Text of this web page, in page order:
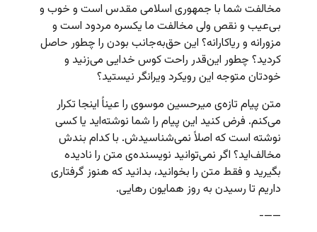
مخالفت شما با جمهوری اسلامی مقدس است و خوب و
بی‌عیب و نقص ولی مخالفت ما یکسره مردود است و
مزورانه و ریاکارانه؟ این حق‌به‌جانب بودن را چطور حاصل
کردید؟ چطور این‌قدر راحت کوس خدایی می‌زنید و
خودتان متوجه این رویکرد ویرانگر نیستید؟
متن پیام تازه‌ی میرحسین موسوی را عیناً اینجا تکرار
می‌کنم. فرض کنید این پیام را شما نوشته‌ا‌ید یا کسی
نوشته است که اصلاً نمی‌شناسیدش. با کدام بندش
مخالف‌اید؟ اگر نمی‌توانید نویسنده‌ی متن را نادیده
بگیرید و فقط متن را بخوانید، بدانید که هنوز گرفتاری
داریم تا رسیدن به روز همایون رهایی.
——-